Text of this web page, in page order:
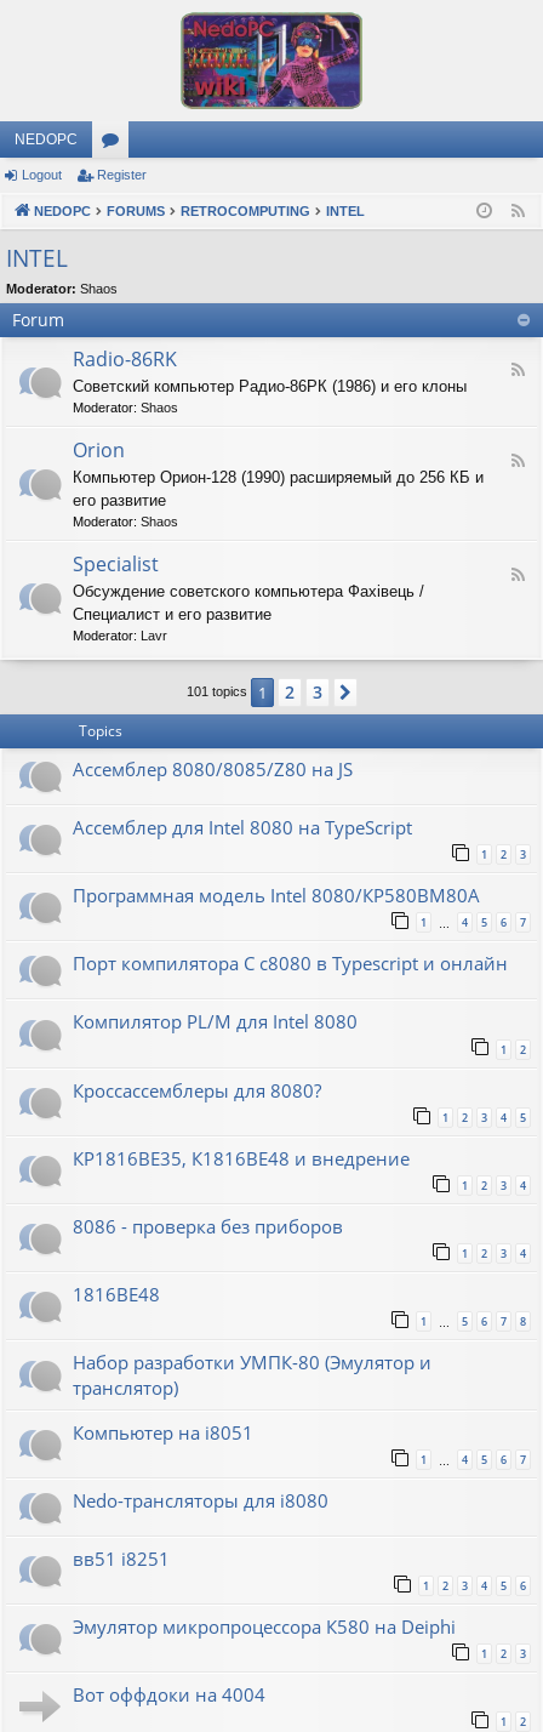
NEDOPC
or
u
s
Logout Register
NEDOPC FORUMS RETROCOMPUTING INTEL
INTEL
Moderator: Shaos
Forum
F
d
R
o
8
Radio-86RK
Советский компьютер Радио-86РК (1986) и его клоны
Moderator: Shaos
F
Orion
Компьютер Орион-128 (1990) расширяемый до 256 КБ и
его развитие
Moderator: Shaos
F
i
i
t
Specialist
Обсуждение советского компьютера Фахiвець /
Специалист и его развитие
Moderator: Lavr
101 topics 1 2 3
Topics
Ассемблер 8080/8085/Z80 на JS
Ассемблер для Intel 8080 на TypeScript
1 2 3
Программная модель Intel 8080/КР580ВМ80А
1 … 4 5 6 7
Порт компилятора С с8080 в Typescript и онлайн
Компилятор PL/M для Intel 8080
1 2
Кроссассемблеры для 8080?
1 2 3 4 5
КР1816ВЕ35, К1816ВЕ48 и внедрение
1 2 3 4
8086 - проверка без приборов
1 2 3 4
1816ВЕ48
1 5 6 7 8
Набор разработки УМПК-80 (Эмулятор и
транслятор)
Компьютер на i8051
1 … 4 5 6 7
Nedo-трансляторы для i8080
вв51 i8251
1 2 3 4 5 6
Эмулятор микропроцессора К580 на Deiphi
1 2 3
Вот оффдоки на 4004
1 2